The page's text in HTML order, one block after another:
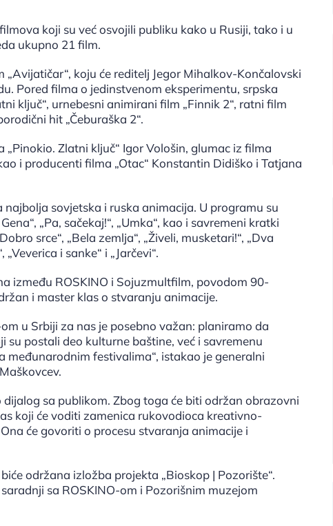
koji su već osvojili publiku kako u Rusiji, tako i u
ukupno 21 film.
koju će reditelj Jegor Mihalkov-Končalovski
Pored filma o jedinstvenom eksperimentu, srpska
ključ“, urnebesni animirani film „Finnik 2“, ratni film
hit „Čeburaška 2“.
Zlatni ključ“ Igor Vološin, glumac iz filma
i producenti filma „Otac“ Konstantin Didiško i Tatjana
sovjetska i ruska animacija. U programu su
„Pa, sačekaj!“, „Umka“, kao i savremeni kratki
srce“, „Bela zemlja“, „Živeli, musketari!“, „Dva
i sanke“ i „Jarčevi“.
između ROSKINO i Sojuzmultfilm, povodom 90-
i master klas o stvaranju animacije.
u Srbiji za nas je posebno važan: planiramo da
postali deo kulturne baštine, već i savremenu
festivalima“, istakao je generalni
sa publikom. Zbog toga će biti održan obrazovni
koji će voditi zamenica rukovodioca kreativno-
će govoriti o procesu stvaranja animacije i
održana izložba projekta „Bioskop | Pozorište“.
sa ROSKINO-om i Pozorišnim muzejom